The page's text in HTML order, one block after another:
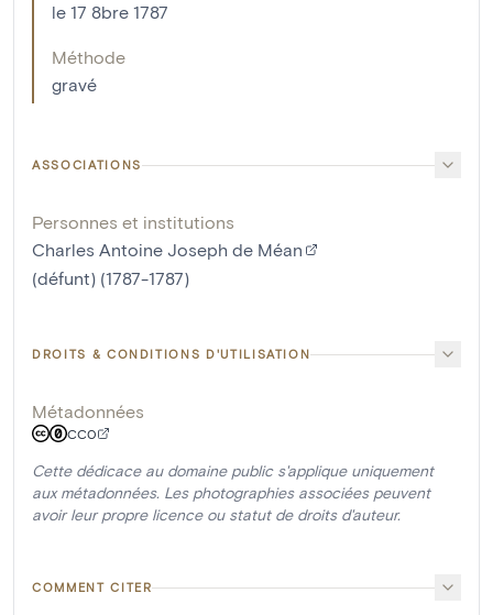
le 17 8bre 1787
Méthode
gravé
ASSOCIATIONS
Personnes et institutions
Charles Antoine Joseph de Méan
(défunt) (1787-1787)
DROITS & CONDITIONS D'UTILISATION
Métadonnées
CC0
Cette dédicace au domaine public s'applique uniquement
aux métadonnées. Les photographies associées peuvent
avoir leur propre licence ou statut de droits d'auteur.
COMMENT CITER